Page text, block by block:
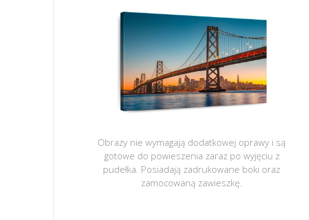
Obrazy nie wymagają dodatkowej oprawy i są
gotowe do powieszenia zaraz po wyjęciu z
pudełka. Posiadają zadrukowane boki oraz
zamocowaną zawieszkę.